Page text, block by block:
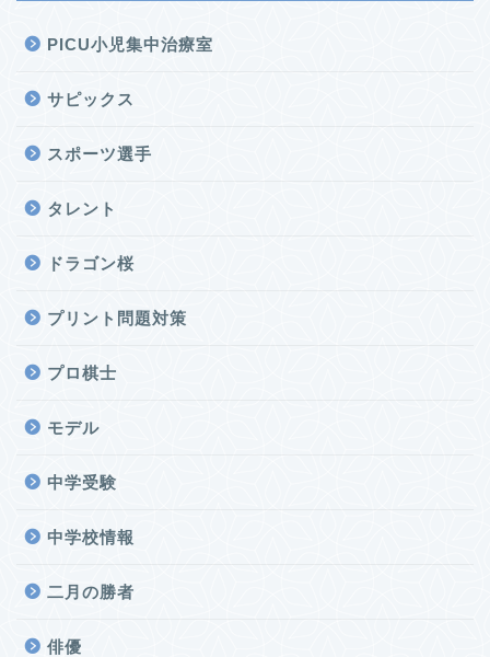
PICU小児集中治療室
サピックス
スポーツ選手
タレント
ドラゴン桜
プリント問題対策
プロ棋士
モデル
中学受験
中学校情報
二月の勝者
俳優